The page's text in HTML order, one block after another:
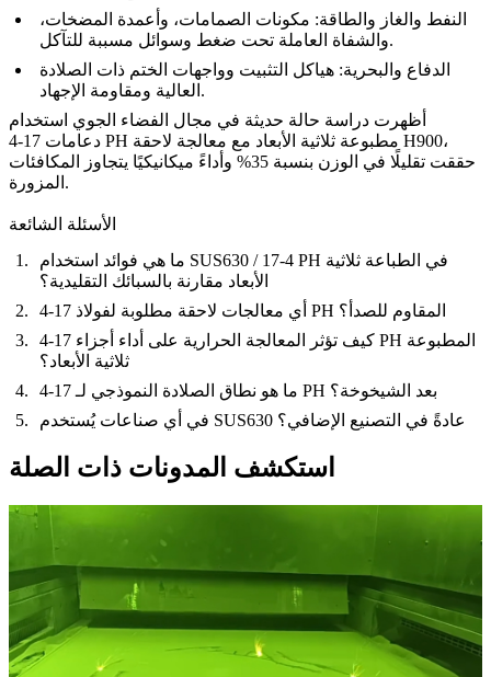
النفط والغاز والطاقة: مكونات الصمامات، وأعمدة المضخات،
والشفاة العاملة تحت ضغط وسوائل مسببة للتآكل.
الدفاع والبحرية: هياكل التثبيت وواجهات الختم ذات الصلادة
العالية ومقاومة الإجهاد.
أظهرت دراسة حالة حديثة في مجال الفضاء الجوي استخدام
دعامات 17-4 PH مطبوعة ثلاثية الأبعاد مع معالجة لاحقة H900،
حققت تقليلًا في الوزن بنسبة 35% وأداءً ميكانيكيًا يتجاوز المكافئات
المزورة.
الأسئلة الشائعة
ما هي فوائد استخدام SUS630 / 17-4 PH في الطباعة ثلاثية
الأبعاد مقارنة بالسبائك التقليدية؟
أي معالجات لاحقة مطلوبة لفولاذ 17-4 PH المقاوم للصدأ؟
كيف تؤثر المعالجة الحرارية على أداء أجزاء 17-4 PH المطبوعة
ثلاثية الأبعاد؟
ما هو نطاق الصلادة النموذجي لـ 17-4 PH بعد الشيخوخة؟
في أي صناعات يُستخدم SUS630 عادةً في التصنيع الإضافي؟
استكشف المدونات ذات الصلة